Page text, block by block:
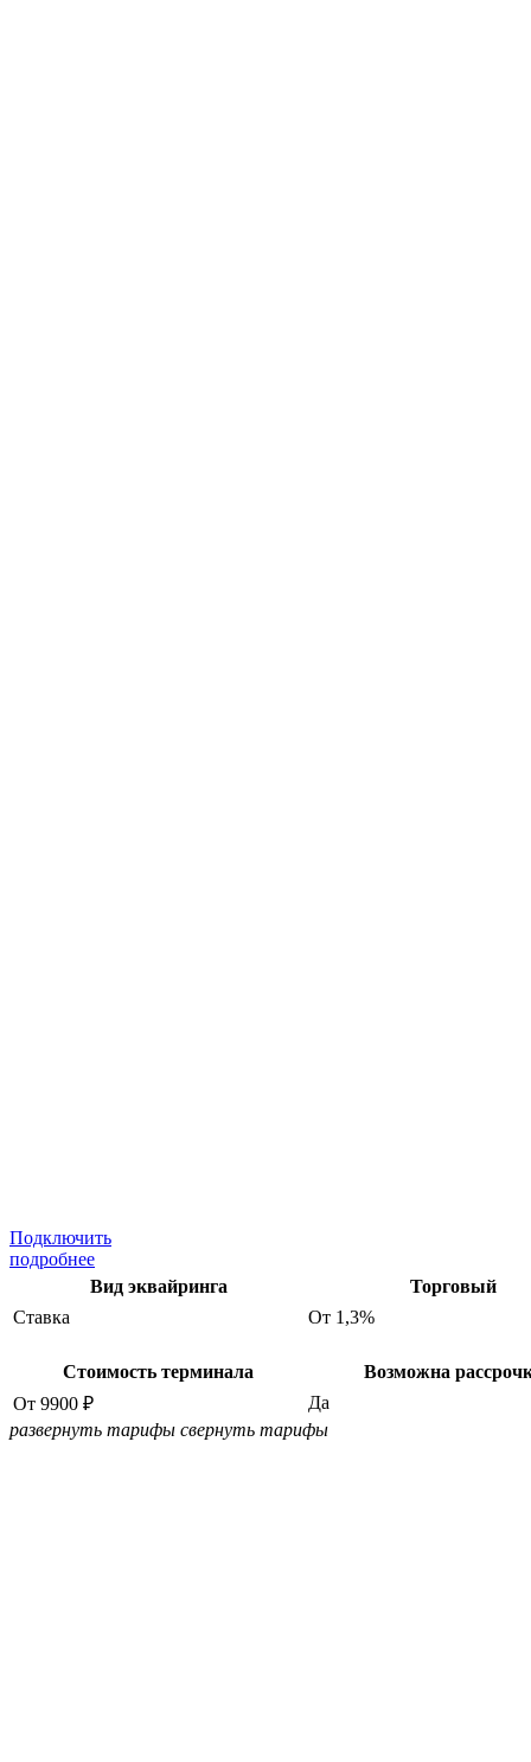
Подключить
подробнее
Вид эквайринга
Торговый
Ставка
От 1,3%
Стоимость терминала
Возможна
От 9900 ₽
Да
развернуть тарифы свернуть тарифы